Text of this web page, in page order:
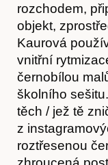
rozchodem,
objekt,
Kaurová
vnitřní
černobílou
školního
těch / jež tě
z
roztřesenou